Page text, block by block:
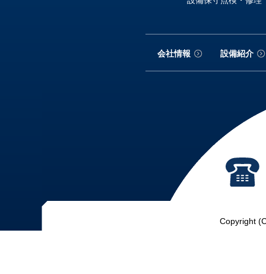
会社情報 設備紹介
Copyright